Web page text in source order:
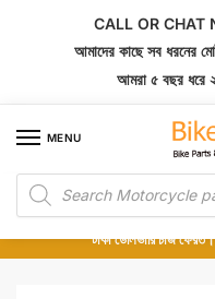
CALL OR CHAT
আমাদের কাছে সব ধরনের
আমরা ৫ বছর ধরে
MENU
Products
search
১০০% অরিজিনাল পার্টস – শোরুম থেকে
অর্ডার করার পর পার্টের ছবি দেখুন।
টাকা ডেলিভারি চার্জ